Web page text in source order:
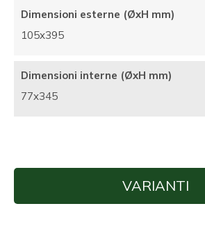
Dimensioni esterne (ØxH mm)
105x395
Dimensioni interne (ØxH mm)
77x345
VARIANTI